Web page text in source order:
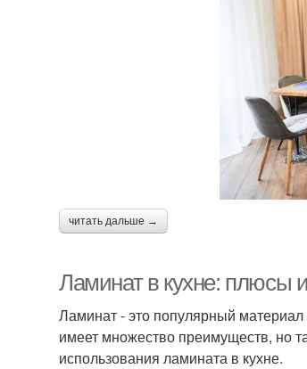
читать дальше →
Ламинат в кухне: плюсы
Ламинат - это популярный
имеет множество преимуществ, но
использования ламината в кухне.